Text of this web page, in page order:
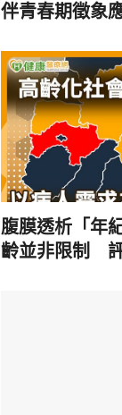
伴青春期徵象
腹膜透析「年
齡並非限制